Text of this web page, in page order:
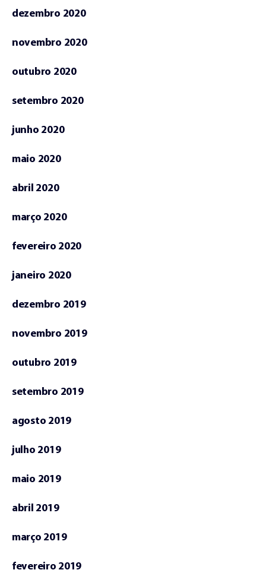
dezembro 2020
novembro 2020
outubro 2020
setembro 2020
junho 2020
maio 2020
abril 2020
março 2020
fevereiro 2020
janeiro 2020
dezembro 2019
novembro 2019
outubro 2019
setembro 2019
agosto 2019
julho 2019
maio 2019
abril 2019
março 2019
fevereiro 2019